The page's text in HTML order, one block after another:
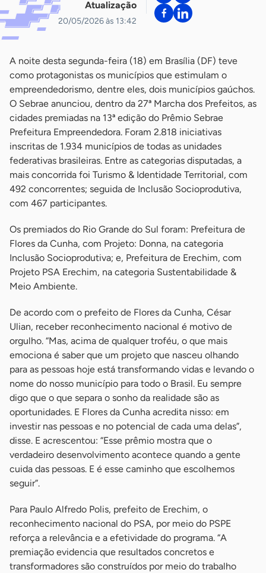
Atualização
20/05/2026 às 13:42
A noite desta segunda-feira (18) em Brasília (DF) teve
como protagonistas os municípios que estimulam o
empreendedorismo, dentre eles, dois municípios gaúchos.
O Sebrae anunciou, dentro da 27ª Marcha dos Prefeitos, as
cidades premiadas na 13ª edição do Prêmio Sebrae
Prefeitura Empreendedora. Foram 2.818 iniciativas
inscritas de 1.934 municípios de todas as unidades
federativas brasileiras. Entre as categorias disputadas, a
mais concorrida foi Turismo & Identidade Territorial, com
492 concorrentes; seguida de Inclusão Socioprodutiva,
com 467 participantes.
Os premiados do Rio Grande do Sul foram: Prefeitura de
Flores da Cunha, com Projeto: Donna, na categoria
Inclusão Socioprodutiva; e, Prefeitura de Erechim, com
Projeto PSA Erechim, na categoria Sustentabilidade &
Meio Ambiente.
De acordo com o prefeito de Flores da Cunha, César
Ulian, receber reconhecimento nacional é motivo de
orgulho. “Mas, acima de qualquer troféu, o que mais
emociona é saber que um projeto que nasceu olhando
para as pessoas hoje está transformando vidas e levando o
nome do nosso município para todo o Brasil. Eu sempre
digo que o que separa o sonho da realidade são as
oportunidades. E Flores da Cunha acredita nisso: em
investir nas pessoas e no potencial de cada uma delas”,
disse. E acrescentou: “Esse prêmio mostra que o
verdadeiro desenvolvimento acontece quando a gente
cuida das pessoas. E é esse caminho que escolhemos
seguir”.
Para Paulo Alfredo Polis, prefeito de Erechim, o
reconhecimento nacional do PSA, por meio do PSPE
reforça a relevância e a efetividade do programa. “A
premiação evidencia que resultados concretos e
transformadores são construídos por meio do trabalho